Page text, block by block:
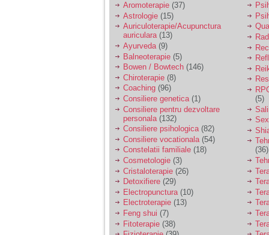
Sunt casatorita, am
31 de ani si un copil in
varsta de 2 ani care
mi-e lumina ochilor.
De ceva timp simt ca
mi s-a adunat
oboseala, o oboseala
cronica de care nu pot
scapa si simt ca din
cauza ei nu pot
controla nervii si
cateodata are copilul
de suferit.
Am o bariera peste
care nu pot trece:
prietena mea a ramas
insarcinata cu o fata.
Am fost de comun
acord sa facem un
copil, cu gandul ca e
baiat.
Aromoterapie (37)
Astrologie (15)
Auriculoterapie/Acupunctura
auriculara(13)
Ayurveda(9)
Balneoterapie (5)
Bowen / Bowtech (146)
Chiroterapie (8)
Coaching (96)
Consiliere genetica(1)
Consiliere pentru dezvoltare
personala (132)
Consiliere psihologica(82)
Consiliere vocationala (54)
Constelatii familiale (18)
Cosmetologie (3)
Cristaloterapie (26)
Detoxifiere (29)
Electropunctura (10)
Electroterapie (13)
Feng shui (7)
Fitoterapie (38)
(5)
(36)